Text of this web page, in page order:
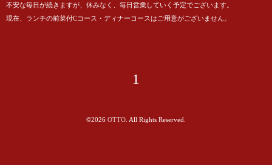
不安な毎日が続きますが、休みなく、毎日営業していく予定でございます。
現在、ランチの前菜付Cコース・ディナーコースはご用意がございません。
1
©2026 OTTO . All Rights Reserved.